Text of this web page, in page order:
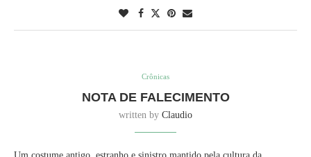
Crônicas
NOTA DE FALECIMENTO
written by Claudio
Um costume antigo, estranho e sinistro mantido pela cultura da